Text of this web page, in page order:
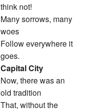
think not!
Many sorrows, many
woes
Follow everywhere it
goes.
Capital City
Now, there was an
old tradition
That, without the